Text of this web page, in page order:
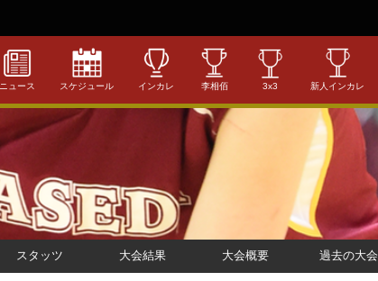
ニュース スケジュール インカレ 李相佰 3x3 新人インカレ
スタッツ 大会結果 大会概要 過去の大会